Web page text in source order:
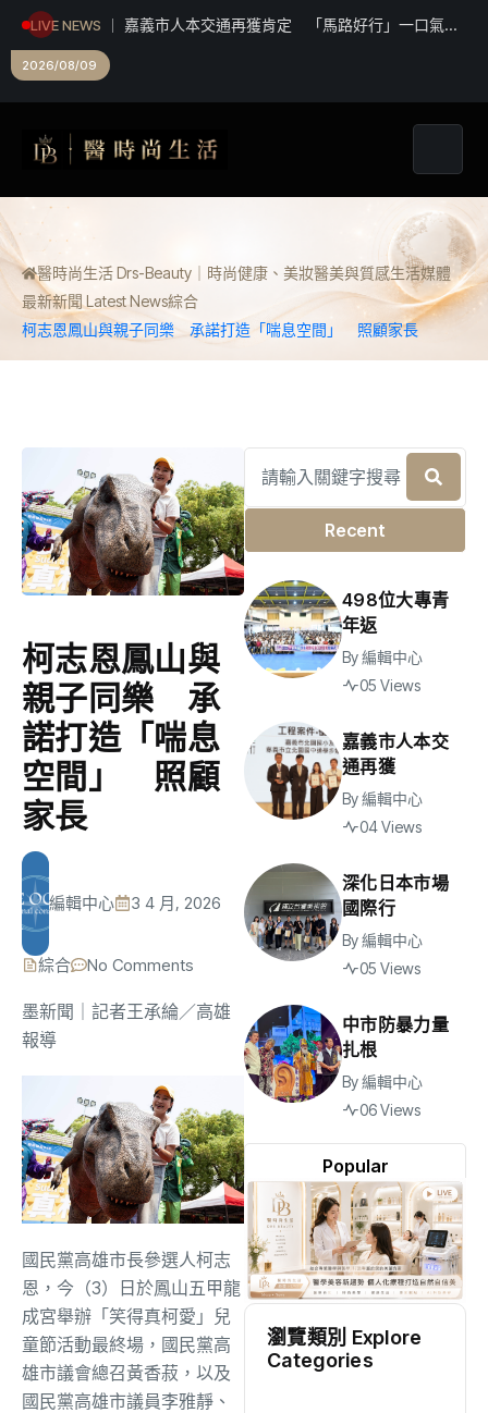
LIVE NEWS
嘉義市人本交通再獲肯定 「馬路好行」一口氣拿
2026/08/09
醫時尚生活 Drs-Beauty｜時尚健康、美妝醫美與質感生活媒體
最新新聞 Latest News綜合
柯志恩鳳山與親子同樂 承諾打造「喘息空間」 照顧家長
柯志恩鳳山與
親子同樂 承
諾打造「喘息
空間」 照顧
家長
編輯中心 3 4 月, 2026
綜合 No Comments
墨新聞 ｜記者王承綸／高雄
報導
國民黨高雄市長參選人柯志
恩，今（3）日於鳳山五甲龍
成宮舉辦「笑得真柯愛」兒
童節活動最終場，國民黨高
雄市議會總召黃香菽，以及
國民黨高雄市議員李雅靜、
Recent
Popular
498位大專青
年返
By編輯中心
05 Views
嘉義市人本交
通再獲
By編輯中心
04 Views
深化日本市場
國際行
By編輯中心
05 Views
中市防暴力量
扎根
By編輯中心
06 Views
瀏覽類別 Explore
Categories